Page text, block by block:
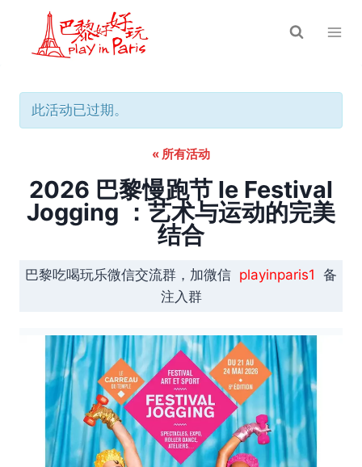
此活动已过期。
« 所有活动
2026 巴黎慢跑节 le Festival
Jogging ：艺术与运动的完美
结合
巴黎吃喝玩乐微信交流群，加微信 playinparis1 备
注入群